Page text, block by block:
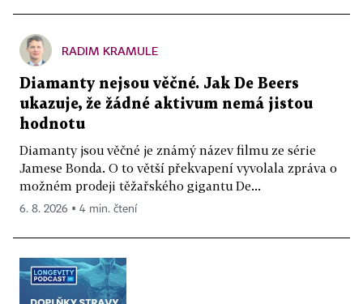
RADIM KRAMULE
Diamanty nejsou věčné. Jak De Beers
ukazuje, že žádné aktivum nemá jistou
hodnotu
Diamanty jsou věčné je známý název filmu ze série
Jamese Bonda. O to větší překvapení vyvolala zpráva o
možném prodeji těžařského gigantu De...
6. 8. 2026 ▪ 4 min. čtení